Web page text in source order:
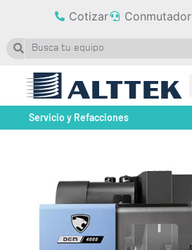
Cotizar Conmutador
Servicio y Refacciones